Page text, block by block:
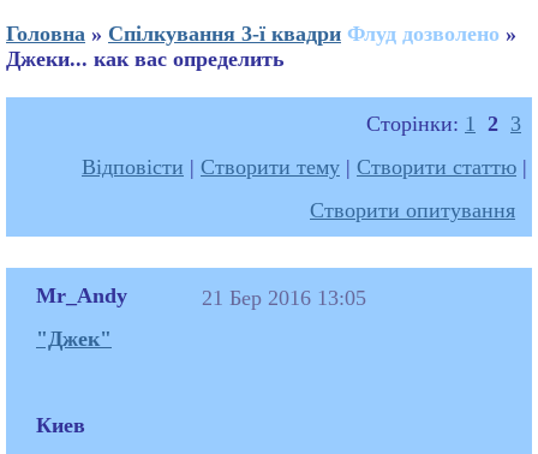
Головна » Спілкування 3-ї квадри Флуд дозволено »
Джеки... как вас определить
Сторінки: 1 2 3
Відповісти | Створити тему | Створити статтю |
Створити опитування
Mr_Andy
"Джек"
Киев
21 Бер 2016 13:05